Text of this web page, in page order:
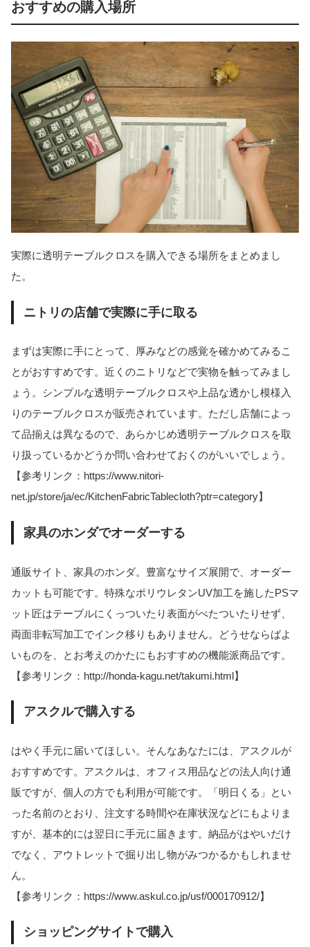
おすすめの購入場所
実際に透明テーブルクロスを購入できる場所をまとめまし
た。
ニトリの店舗で実際に手に取る
まずは実際に手にとって、厚みなどの感覚を確かめてみるこ
とがおすすめです。近くのニトリなどで実物を触ってみまし
ょう。シンプルな透明テーブルクロスや上品な透かし模様入
りのテーブルクロスが販売されています。ただし店舗によっ
て品揃えは異なるので、あらかじめ透明テーブルクロスを取
り扱っているかどうか問い合わせておくのがいいでしょう。
【参考リンク：https://www.nitori-
net.jp/store/ja/ec/KitchenFabricTablecloth?ptr=category】
家具のホンダでオーダーする
通販サイト、家具のホンダ。豊富なサイズ展開で、オーダー
カットも可能です。特殊なポリウレタンUV加工を施したPSマ
ット匠はテーブルにくっついたり表面がべたついたりせず、
両面非転写加工でインク移りもありません。どうせならばよ
いものを、とお考えのかたにもおすすめの機能派商品です。
【参考リンク：http://honda-kagu.net/takumi.html】
アスクルで購入する
はやく手元に届いてほしい。そんなあなたには、アスクルが
おすすめです。アスクルは、オフィス用品などの法人向け通
販ですが、個人の方でも利用が可能です。「明日くる」とい
った名前のとおり、注文する時間や在庫状況などにもよりま
すが、基本的には翌日に手元に届きます。納品がはやいだけ
でなく、アウトレットで掘り出し物がみつかるかもしれませ
ん。
【参考リンク：https://www.askul.co.jp/usf/000170912/】
ショッピングサイトで購入